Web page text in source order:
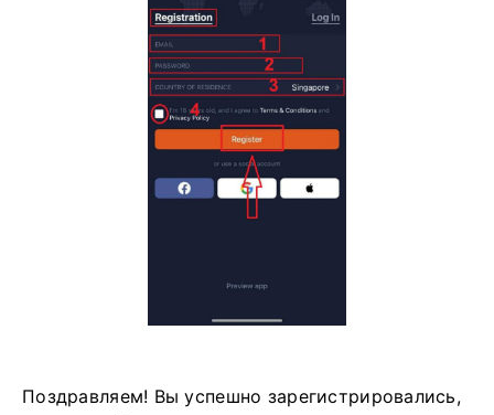
Поздравляем! Вы успешно зарегистрировались,